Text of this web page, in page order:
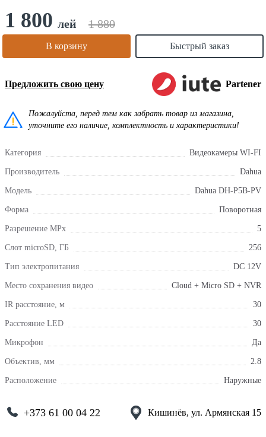
1 800 лей 1 880
В корзину Быстрый заказ
Предложить свою цену Partener
Пожалуйста, перед тем как забрать товар из магазина,
уточните его наличие, комплектность и характеристики!
Категория Видеокамеры WI-FI
Производитель Dahua
Модель Dahua DH-P5B-PV
Форма Поворотная
Разрешение MPx 5
Слот microSD, ГБ 256
Тип электропитания DC 12V
Место сохранения видео Cloud + Micro SD + NVR
IR расстояние, м 30
Расстояние LED 30
Микрофон Да
Объектив, мм 2.8
Расположение Наружные
+373 61 00 04 22 Кишинёв, ул. Армянская 15